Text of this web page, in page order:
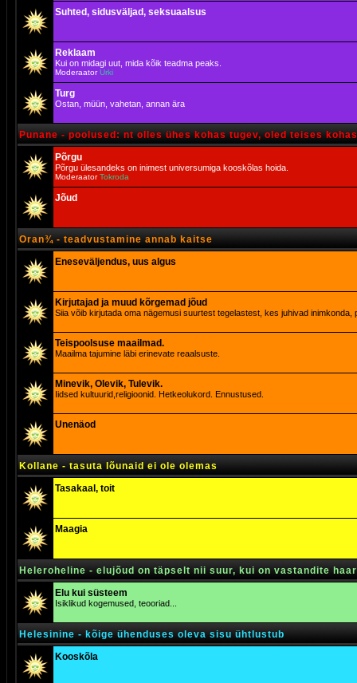
Suhted, sidusväljad, seksuaalsus
Reklaam
Kui on midagi uut, mida kõik teadma peaks.
ModeraatorUrki
Turg
Ostan, müün, vahetan, annan ära
Punane - poolused: nt olles ühes kohas tugev, oled teises
Põrgu
Põrgu ülesandeks on inimest universumiga kooskõlas hoida.
ModeraatorTokroda
Jõud
Oran¾ - teadvustamine annab kaitse
Eneseväljendus, uus algus
Kirjutajad ja muud kõrgemad jõud
Siia võib kirjutada oma nägemusi suurtest tegelastest, kes juhivad inimkonda,
Teispoolsuse maailmad.
Maailma tajumine läbi erinevate reaalsuste.
Minevik, Olevik, Tulevik.
Iidsed kultuurid,religioonid. Hetkeolukord. Ennustused.
Unenäod
Kollane - tasuta lõunaid ei ole olemas
Tasakaal, toit
Maagia
Heleroheline - elujõud on täpselt nii suur, kui on vastandite
Elu kui süsteem
Isiklikud kogemused, teooriad...
Helesinine - kõige ühenduses oleva sisu ühtlustub
Kooskõla